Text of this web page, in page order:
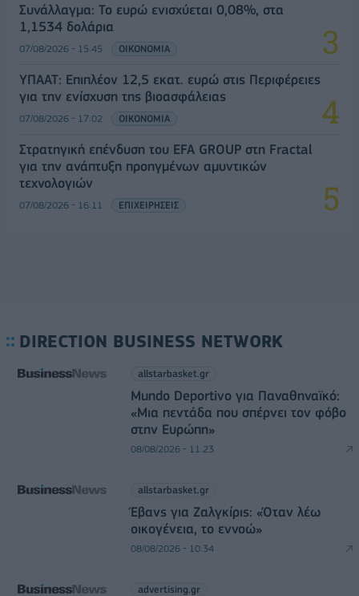
Συνάλλαγμα: Το ευρώ ενισχύεται 0,08%, στα
1,1534 δολάρια
07/08/2026 - 15:45 ΟΙΚΟΝΟΜΙΑ
ΥΠΑΑΤ: Επιπλέον 12,5 εκατ. ευρώ στις Περιφέρειες
για την ενίσχυση της βιοασφάλειας
07/08/2026 - 17:02 ΟΙΚΟΝΟΜΙΑ
Στρατηγική επένδυση του EFA GROUP στη Fractal
για την ανάπτυξη προηγμένων αμυντικών
τεχνολογιών
07/08/2026 - 16:11 ΕΠΙΧΕΙΡΗΣΕΙΣ
DIRECTION BUSINESS NETWORK
allstarbasket.gr
Mundo Deportivo για Παναθηναϊκό:
«Μια πεντάδα που σπέρνει τον φόβο
στην Ευρώπη»
08/08/2026 - 11:23
allstarbasket.gr
Έβανς για Ζαλγκίρις: «Όταν λέω
οικογένεια, το εννοώ»
08/08/2026 - 10:34
advertising.gr